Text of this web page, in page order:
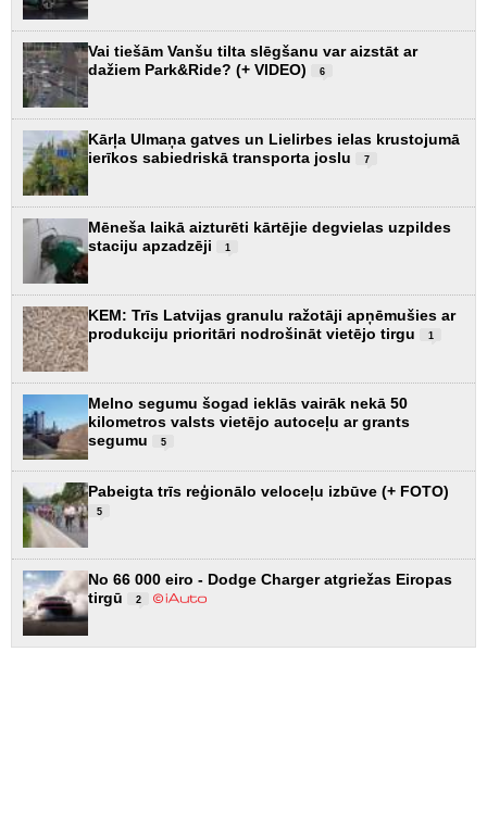
Vai tiešām Vanšu tilta slēgšanu var aizstāt ar
dažiem Park&Ride? (+ VIDEO)
6
Kārļa Ulmaņa gatves un Lielirbes ielas krustojumā
ierīkos sabiedriskā transporta joslu
7
Mēneša laikā aizturēti kārtējie degvielas uzpildes
staciju apzadzēji
1
KEM: Trīs Latvijas granulu ražotāji apņēmušies ar
produkciju prioritāri nodrošināt vietējo tirgu
1
Melno segumu šogad ieklās vairāk nekā 50
kilometros valsts vietējo autoceļu ar grants
segumu
5
Pabeigta trīs reģionālo veloceļu izbūve (+ FOTO)
5
No 66 000 eiro - Dodge Charger atgriežas Eiropas
tirgū
2